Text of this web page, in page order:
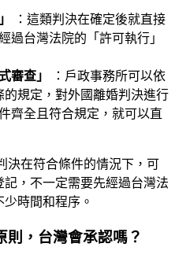
：這類判決在確定後就直接
過台灣法院的「許可執行」
審查」
：戶政事務所可以依
的規定，對外國離婚判決進行
齊全且符合規定，就可以直
決在符合條件的情況下，可
，不一定需要先經過台灣法
時間和程序。
則，台灣會承認嗎？